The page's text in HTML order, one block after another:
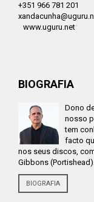
+351 966 781 201
www.uguru.net
BIOGRAFIA
Dono
nosso
tem
facto
nos seus discos,
Gibbons
BIOGRAFIA